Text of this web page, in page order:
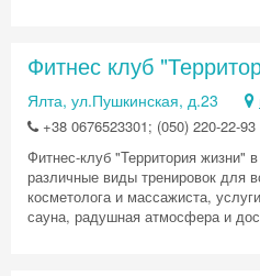
Фитнес клуб
Ялта, ул.Пушкинская, д.23
+38 0676523301; (050) 220-22-93
Фитнес-клуб "Территория жизни"
различные виды тренировок для
косметолога и массажиста,
сауна, радушная атмосфера и